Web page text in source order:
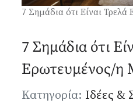
7 Σημάδια ότι Είναι
7 Σημάδια ότι
Ερωτευμένος/η
Λεπτομέρειες
Κατηγορία: Ιδέες &